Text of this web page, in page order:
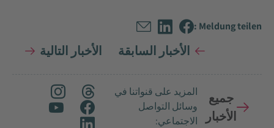
Meldung teilen :
الأخبار السابقة الأخبار التالية
جميع
الأخبار
المزيد على قنواتنا في
وسائل التواصل
الاجتماعي: